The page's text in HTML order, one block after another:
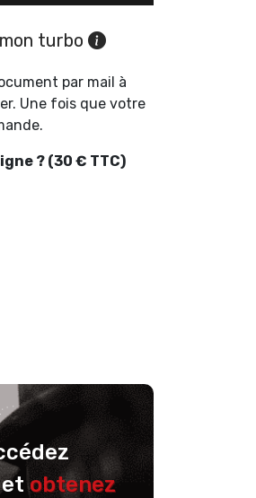
turbo
par mail à
Une fois que votre
? (30 € TTC)
etobtenez